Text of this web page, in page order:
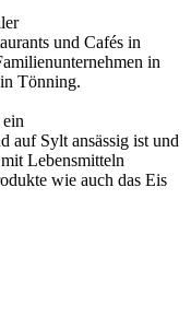
und Cafés in
in
Tönning.
auf Sylt ansässig ist und
Lebensmitteln
wie auch das Eis